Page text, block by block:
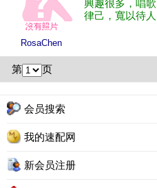
RosaChen
興趣很多，唱
律己，寬以待
第
页
会员搜索
我的速配网
新会员注册